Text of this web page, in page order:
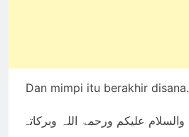
Dan mimpi itu berakhir disana.
والسلام علیکم ورحمۃ اللہ وبرکاتہ